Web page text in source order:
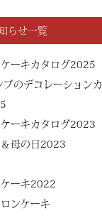
らせ一覧
ケーキカタログ2025
ブのデコレーションカ
ケーキカタログ2023
＆母の日2023
ケーキ2022
ンケーキ